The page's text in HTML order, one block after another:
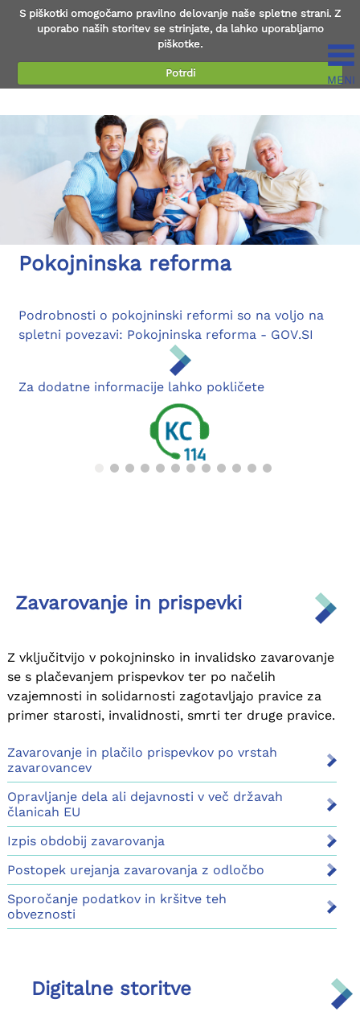
S piškotki omogočamo pravilno delovanje naše spletne strani. Z
uporabo naših storitev se strinjate, da lahko uporabljamo
piškotke.
Potrdi
MENI
Pokojninska reforma
Podrobnosti o pokojninski reformi so na voljo na
spletni povezavi: Pokojninska reforma - GOV.SI
Za dodatne informacije lahko pokličete
Anketa o zadovoljstvu strank
Vljudno vabljeni, da z nami delite svoje izkušnje o
Zavarovanje in prispevki
Z vključitvijo v pokojninsko in invalidsko zavarovanje
se s plačevanjem prispevkov ter po načelih
vzajemnosti in solidarnosti zagotavljajo pravice za
primer starosti, invalidnosti, smrti ter druge pravice.
Zavarovanje in plačilo prispevkov po vrstah
zavarovancev
Opravljanje dela ali dejavnosti v več državah
članicah EU
Izpis obdobij zavarovanja
Postopek urejanja zavarovanja z odločbo
Sporočanje podatkov in kršitve teh
obveznosti
Digitalne storitve